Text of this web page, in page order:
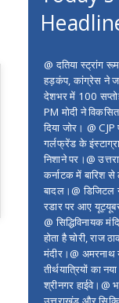
@ दतिया स्ट्रांग
हड़कंप, कांग्रेस ने
देशभर में 100
PM मोदी ने
दिया जोर। @
गर्लफ्रेंड के
निशाने पर।@
कर्नाटक में बारिश
बादल।@ डिजिटल
रडार पर आए
@ सिद्धिविनायक
होता है चोरी, राज
मंदीर।@ अमरनाथ
तीर्थयात्रियों का
श्रीनगर हाईवे।@